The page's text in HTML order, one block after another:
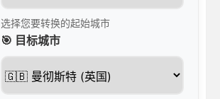
选择您要转换的起始城市
🎯 目标城市